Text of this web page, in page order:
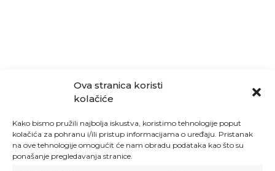
Ova stranica koristi
kolačiće
Kako bismo pružili najbolja iskustva, koristimo tehnologije poput
kolačića za pohranu i/ili pristup informacijama o uređaju. Pristanak
na ove tehnologije omogućit će nam obradu podataka kao što su
ponašanje pregledavanja stranice.